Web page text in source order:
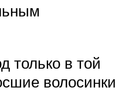
только в той
волосинки